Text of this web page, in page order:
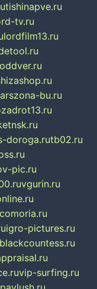
tishinapve.ru
tv.ru
lordfilm13.ru
bu.ru
doroga.rutb02.ru
pic.ru
vgurin.ru
igro-pictures.ru
blackcountess.ru
vip-surfing.ru